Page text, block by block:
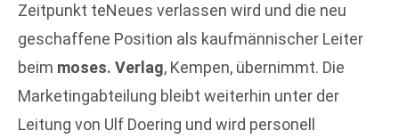
Zeitpunkt teNeues verlassen wird und die neu
geschaffene Position als kaufmännischer Leiter
beim moses. Verlag, Kempen, übernimmt. Die
Marketingabteilung bleibt weiterhin unter der
Leitung von Ulf Doering und wird personell